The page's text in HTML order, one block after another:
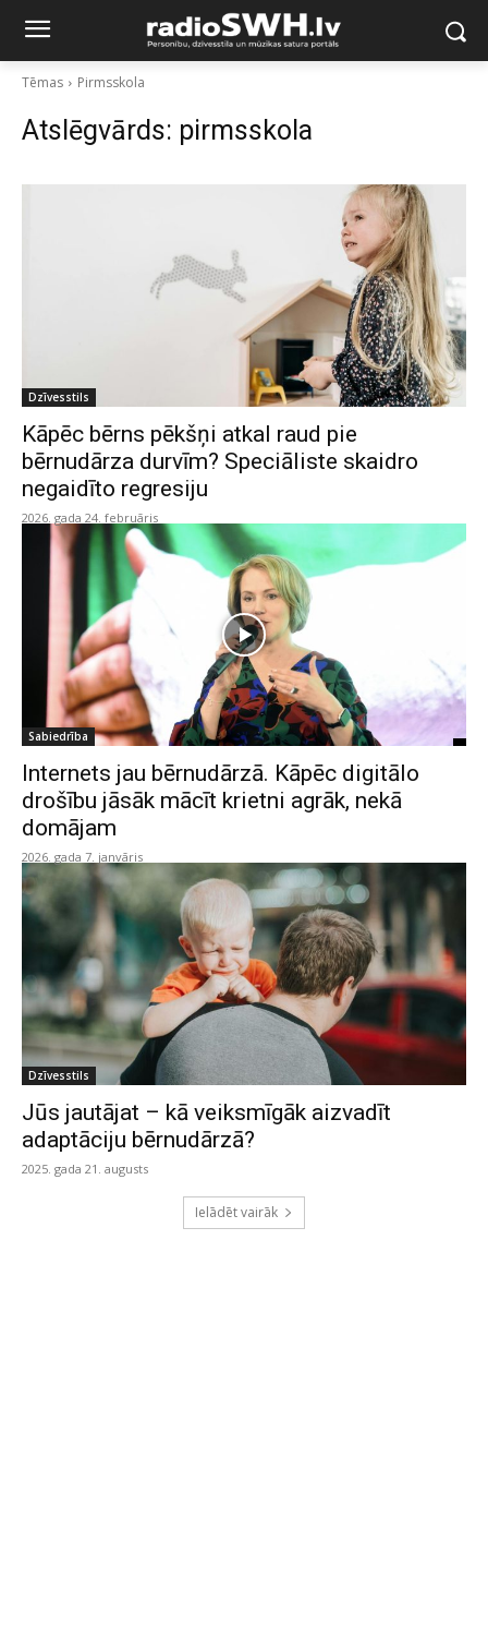
Tēmas Pirmsskola
Atslēgvārds: pirmsskola
Dzīvesstils
Kāpēc bērns pēkšņi atkal raud pie
bērnudārza durvīm? Speciāliste skaidro
negaidīto regresiju
2026. gada 24. februāris
Sabiedrība
Internets jau bērnudārzā. Kāpēc digitālo
drošību jāsāk mācīt krietni agrāk, nekā
domājam
2026. gada 7. janvāris
Dzīvesstils
Jūs jautājat – kā veiksmīgāk aizvadīt
adaptāciju bērnudārzā?
2025. gada 21. augusts
Ielādēt vairāk